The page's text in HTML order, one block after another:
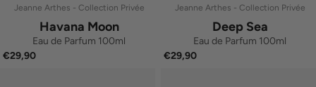
Jeanne Arthes - Collection Privée
Havana Moon
Eau de Parfum 100ml
€29,90
Jeanne Arthes - Collection Privée
Deep Sea
Eau de Parfum 100ml
€29,90